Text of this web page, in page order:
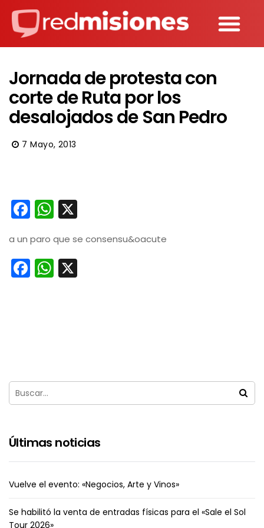
Jornada de protesta con
corte de Ruta por los
desalojados de San Pedro
7 Mayo, 2013
Facebook
WhatsApp
a un paro que se consensu&oacute
Facebook
WhatsApp
Últimas noticias
Vuelve el evento: «Negocios, Arte y Vinos»
Se habilitó la venta de entradas físicas para el «Sale el Sol
Tour 2026»